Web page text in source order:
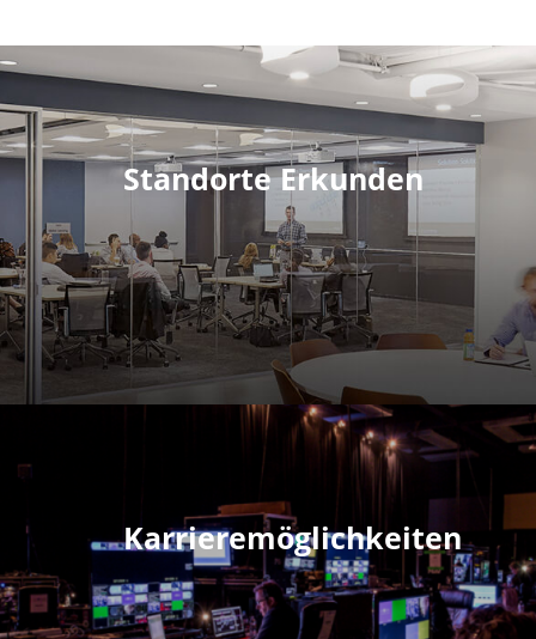
Standorte Erkunden
Karrieremöglichkeiten